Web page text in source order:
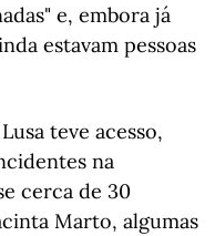
e, embora já
estavam pessoas
teve acesso,
na
cerca de 30
Marto, algumas